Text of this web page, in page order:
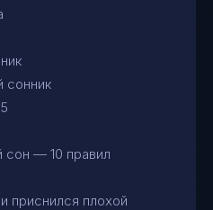
сонник
сон — 10 правил
приснился плохой